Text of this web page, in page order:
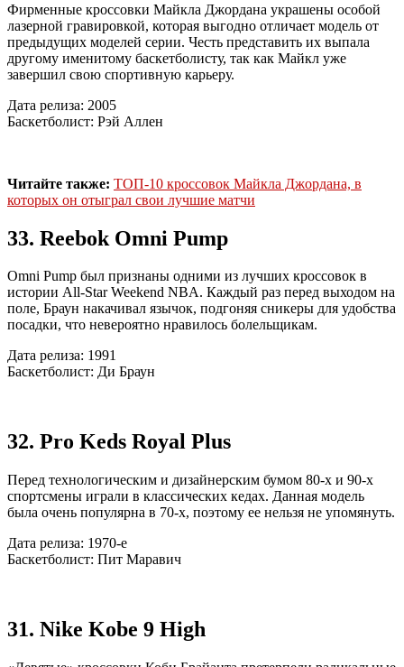
Фирменные кроссовки Майкла Джордана украшены особой
лазерной гравировкой, которая выгодно отличает модель от
предыдущих моделей серии. Честь представить их выпала
другому именитому баскетболисту, так как Майкл уже
завершил свою спортивную карьеру.
Дата релиза: 2005
Баскетболист: Рэй Аллен
Читайте также: ТОП-10 кроссовок Майкла Джордана, в
которых он отыграл свои лучшие матчи
33. Reebok Omni Pump
Omni Pump был признаны одними из лучших кроссовок в
истории All-Star Weekend NBA. Каждый раз перед выходом на
поле, Браун накачивал язычок, подгоняя сникеры для удобства
посадки, что невероятно нравилось болельщикам.
Дата релиза: 1991
Баскетболист: Ди Браун
32. Pro Keds Royal Plus
Перед технологическим и дизайнерским бумом 80-х и 90-х
спортсмены играли в классических кедах. Данная модель
была очень популярна в 70-х, поэтому ее нельзя не упомянуть.
Дата релиза: 1970-е
Баскетболист: Пит Маравич
31. Nike Kobe 9 High